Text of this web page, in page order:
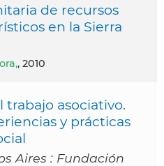
de recursos
en la Sierra
, 2010
asociativo.
y prácticas
Aires : Fundación